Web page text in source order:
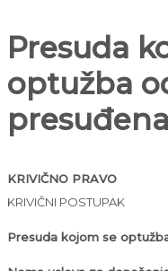
Presuda
optužba
KRIVIČNO PRAVO
KRIVIČNI POSTUPAK
Presuda kojom se